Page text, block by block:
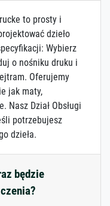
to prosty i
dzieło
Wybierz
o nośniku druku i
Oferujemy
jak maty,
Nasz Dział Obsługi
potrzebujesz
dzieła.
będzie